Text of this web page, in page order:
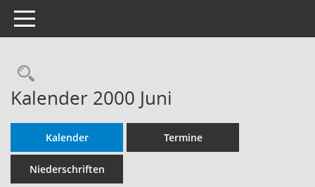
Toggle navigation
Rechercheauswahl
Kalender 2000 Juni
Kalender Termine
Niederschriften